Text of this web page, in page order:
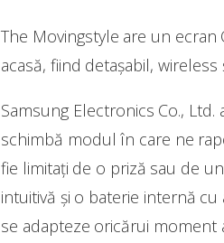
The Movingstyle are un
acasă, fiind detașabil,
Samsung Electronics Co.,
schimbă modul în care ne
fie limitați de o priză sau de
intuitivă și o baterie internă
se adapteze oricărui moment